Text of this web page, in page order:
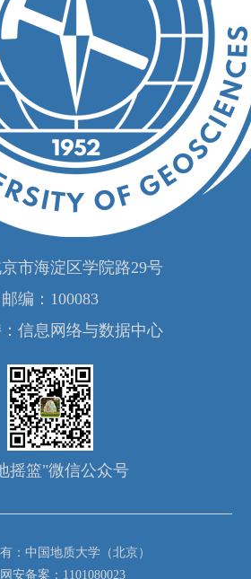
市海淀区学院路29号
邮编：100083
信息网络与数据中心
摇篮"微信公众号
：中国地质大学（北京）
安备案：1101080023